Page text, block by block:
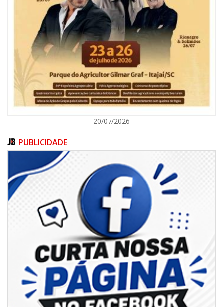
07/08/2026 | 18:03
COLUNA DO PRISCO PARAÍSO: Mídia domesticada, Centrão comprado e
Supremo fazendo jogo sujo
ITAJAÍ
07/08/2026 | 18:12
Festa das Tradições Brasileiras reúne 4.145 pessoas na estreia, e
Reginaldo Sama sobe ao palco nesta sexta, às 19h
20/07/2026
PUBLICIDADE